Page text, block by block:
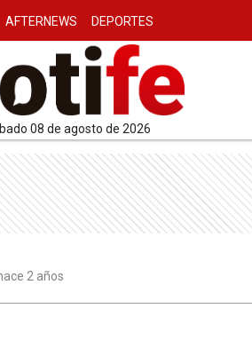
AFTERNEWS DEPORTES
08 de agosto de 2026
2 años